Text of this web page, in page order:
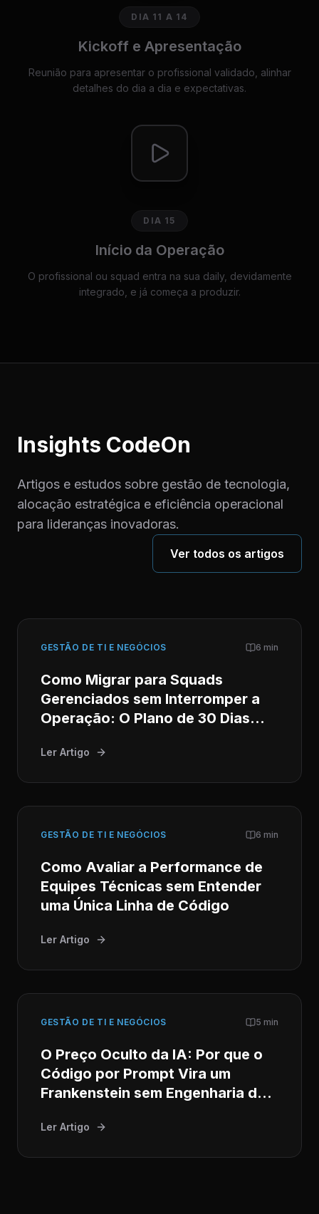
DIA 11 A 14
Kickoff e Apresentação
Reunião para apresentar o profissional validado, alinhar
detalhes do dia a dia e expectativas.
DIA 15
Início da Operação
O profissional ou squad entra na sua daily, devidamente
integrado, e já começa a produzir.
Insights CodeOn
Artigos e estudos sobre gestão de tecnologia,
alocação estratégica e eficiência operacional
para lideranças inovadoras.
Ver todos os artigos
GESTÃO DE TI E NEGÓCIOS 6 min
Como Migrar para Squads
Gerenciados sem Interromper a
Operação: O Plano de 30 Dias
Ler Artigo
GESTÃO DE TI E NEGÓCIOS 6 min
Como Avaliar a Performance de
Equipes Técnicas sem Entender
uma Única Linha de Código
Ler Artigo
GESTÃO DE TI E NEGÓCIOS 5 min
O Preço Oculto da IA: Por que o
Código por Prompt Vira um
Frankenstein sem Engenharia de
Ler Artigo